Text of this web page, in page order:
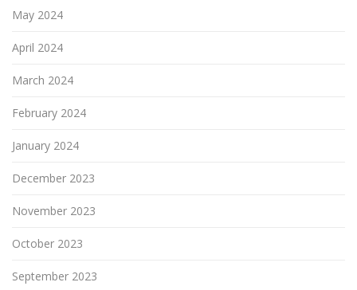
May 2024
April 2024
March 2024
February 2024
January 2024
December 2023
November 2023
October 2023
September 2023